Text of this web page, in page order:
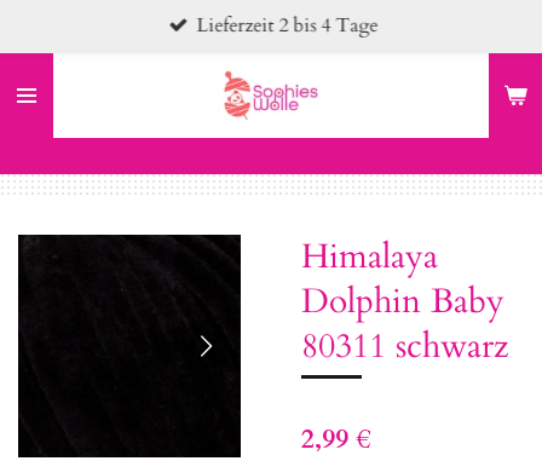
Hauptinhalt
springen
Lieferzeit 2 bis 4 Tage
Himalaya
Dolphin Baby
80311 schwarz
2,99 €